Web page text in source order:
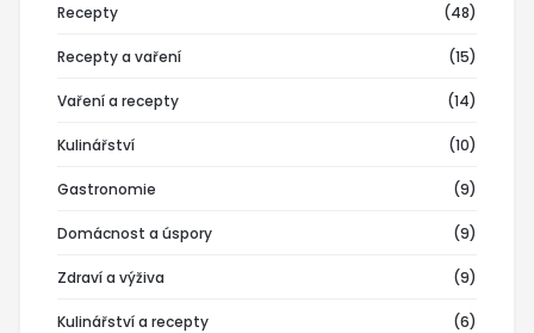
Recepty (48)
Recepty a vaření (15)
Vaření a recepty (14)
Kulinářství (10)
Gastronomie (9)
Domácnost a úspory (9)
Zdraví a výživa (9)
Kulinářství a recepty (6)